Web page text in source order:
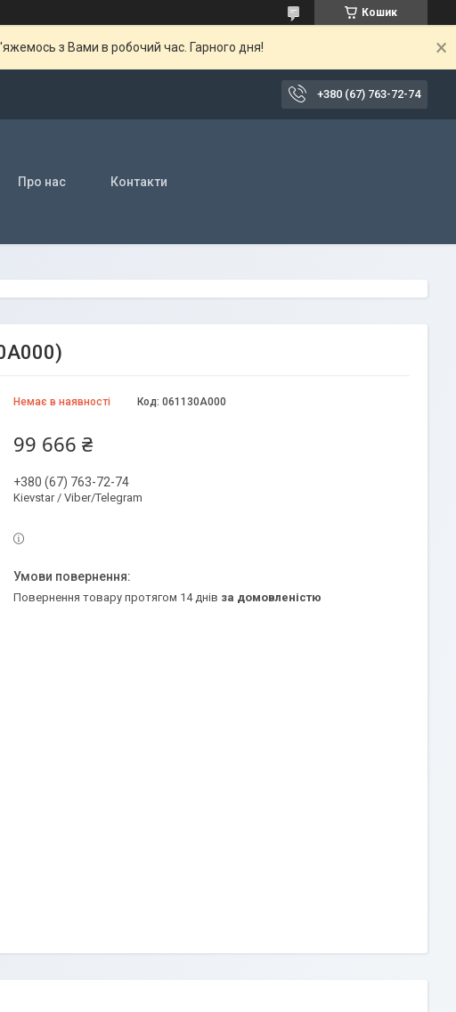
Кошик
з Вами в робочий час. Гарного дня!
+380 (67) 763-72-74
Про нас Контакти
Немає в наявності Код: 061130A000
99 666 ₴
+380 (67) 763-72-74
Kievstar / Viber/Telegram
повернення товару протягом 14 днів за домовленістю